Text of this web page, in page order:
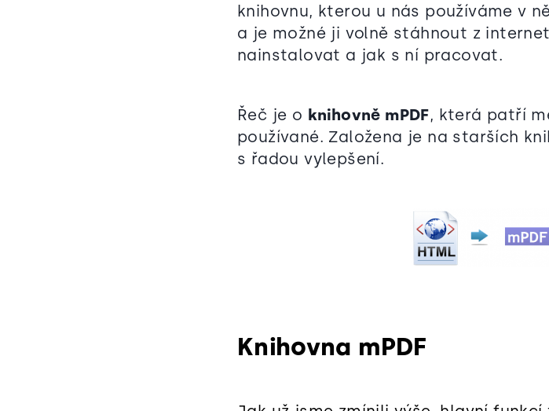
knihovnu, kterou u nás používáme v
a je možné ji volně stáhnout z
nainstalovat a jak s ní pracovat.
Řeč je o knihovně mPDF, která patří
používané. Založena je na starších
s řadou vylepšení.
Knihovna mPDF